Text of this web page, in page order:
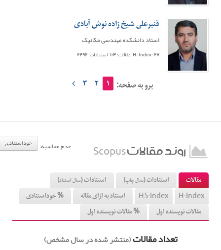
قنبرعلی شیخ زاده نوش آبادی
استاد دانشکده مهندسی مکانیک
H-Index: ۲۷ مقالات:۱۰۴ استنادات:۲۴۹۲
برو به صفحه: ۱ ۲ ۳
روند مقالاتScopus عدم محاسبه: خوداستنادی
مقالات استنادات(سال چاپ) استنادات(سال استناد)
H-Index
H5-Index استناد به ازای مقاله
% خوداستنادی
مقالات نویسنده اول
% مقالات نویسنده اول
تعداد مقالات(منتشر شده در سال مشخص)